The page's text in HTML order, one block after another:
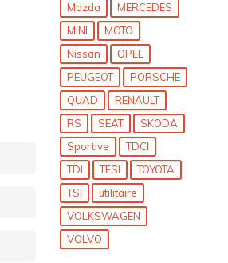
Mazda
MERCEDES
MINI
MOTO
Nissan
OPEL
PEUGEOT
PORSCHE
QUAD
RENAULT
RS
SEAT
SKODA
Sportive
TDCI
TDI
TFSI
TOYOTA
TSI
utilitaire
VOLKSWAGEN
VOLVO